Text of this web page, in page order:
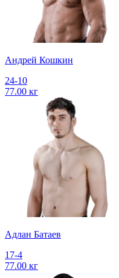
Андрей Кошкин
24-10
77.00 кг
Адлан Батаев
17-4
77.00 кг